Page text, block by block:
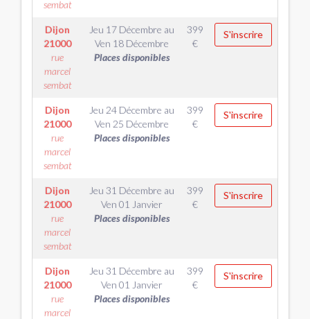
sembat
Dijon
21000
rue
marcel
sembat
Jeu 17 Décembre au
Ven 18 Décembre
Places disponibles
399
€
S'inscrire
Dijon
21000
rue
marcel
sembat
Jeu 24 Décembre au
Ven 25 Décembre
Places disponibles
399
€
S'inscrire
Dijon
21000
rue
marcel
sembat
Jeu 31 Décembre au
Ven 01 Janvier
Places disponibles
399
€
S'inscrire
Dijon
21000
rue
marcel
Jeu 31 Décembre au
Ven 01 Janvier
Places disponibles
399
€
S'inscrire